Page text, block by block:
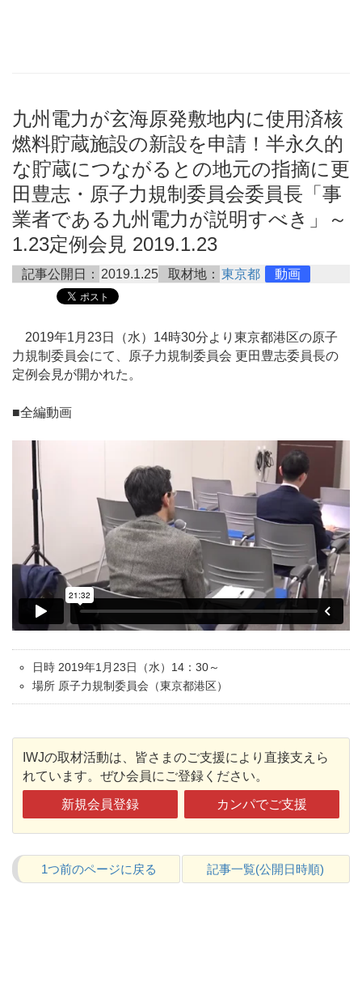
九州電力が玄海原発敷地内に使用済核
燃料貯蔵施設の新設を申請！半永久的
な貯蔵につながるとの地元の指摘に更
田豊志・原子力規制委員会委員長「事
業者である九州電力が説明すべき」～
1.23定例会見 2019.1.23
記事公開日： 2019.1.25 取材地： 東京都 動画
2019年1月23日（水）14時30分より東京都港区の原子
力規制委員会にて、原子力規制委員会 更田豊志委員長の
定例会見が開かれた。
■全編動画
日時 2019年1月23日（水）14：30～
場所 原子力規制委員会（東京都港区）
IWJの取材活動は、皆さまのご支援により直接支えら
れています。ぜひ会員にご登録ください。
新規会員登録 カンパでご支援
1つ前のページに戻る 記事一覧(公開日時順)